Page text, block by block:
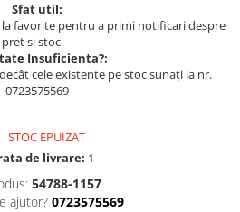
Sfat util:
favorite pentru a primi notificari despre
pret si stoc
Insuficienta?:
cele existente pe stoc sunați la nr.
0723575569
STOC EPUIZAT
de livrare: 1
54788-1157
ajutor? 0723575569